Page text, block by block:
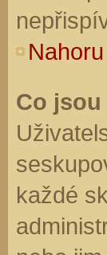
Nahoru
Co
každé